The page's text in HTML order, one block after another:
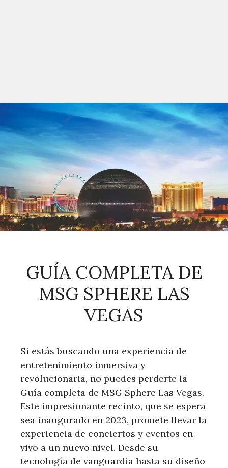
GUÍA COMPLETA DE
MSG SPHERE LAS
VEGAS
Si estás buscando una experiencia de
entretenimiento inmersiva y
revolucionaria, no puedes perderte la
Guía completa de MSG Sphere Las Vegas.
Este impresionante recinto, que se espera
sea inaugurado en 2023, promete llevar la
experiencia de conciertos y eventos en
vivo a un nuevo nivel. Desde su
tecnología de vanguardia hasta su diseño